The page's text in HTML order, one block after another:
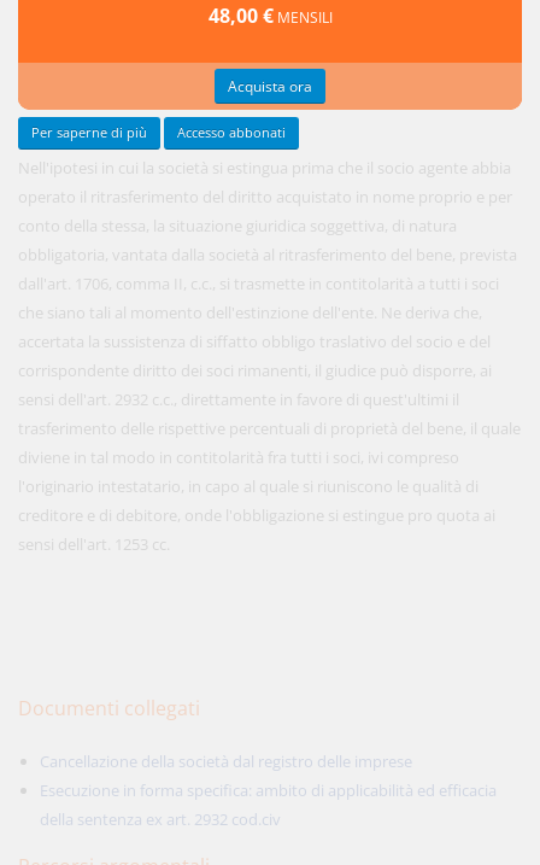
Nell'ipotesi in cui la società si estingua prima che il socio agente abbia
operato il ritrasferimento del diritto acquistato in nome proprio e per
conto della stessa, la situazione giuridica soggettiva, di natura
obbligatoria, vantata dalla società al ritrasferimento del bene, prevista
dall'art. 1706, comma II, c.c., si trasmette in contitolarità a tutti i soci
che siano tali al momento dell'estinzione dell'ente. Ne deriva che,
accertata la sussistenza di siffatto obbligo traslativo del socio e del
corrispondente diritto dei soci rimanenti, il giudice può disporre, ai
sensi dell'art. 2932 c.c., direttamente in favore di quest'ultimi il
trasferimento delle rispettive percentuali di proprietà del bene, il quale
diviene in tal modo in contitolarità fra tutti i soci, ivi compreso
l'originario intestatario, in capo al quale si riuniscono le qualità di
creditore e di debitore, onde l'obbligazione si estingue pro quota ai
sensi dell'art. 1253 cc.
Documenti collegati
Cancellazione della società dal registro delle imprese
Esecuzione in forma specifica: ambito di applicabilità ed efficacia
della sentenza ex art. 2932 cod.civ
48,00 € MENSILI
Acquista ora
Per saperne di più Accesso abbonati